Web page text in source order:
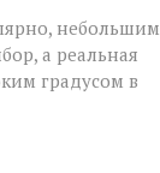
а реальная
градусом в